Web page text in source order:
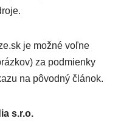
je možné voľne
za podmienky
na pôvodný článok.
s.r.o.